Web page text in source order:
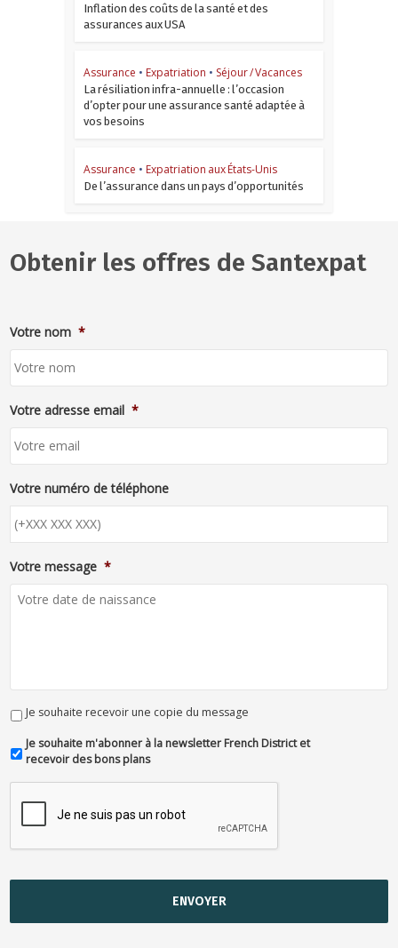
Inflation des coûts de la santé et des
assurances aux USA
Assurance • Expatriation • Séjour / Vacances
La résiliation infra-annuelle : l’occasion
d’opter pour une assurance santé adaptée à
vos besoins
Assurance • Expatriation aux États-Unis
De l’assurance dans un pays d’opportunités
Obtenir les offres de Santexpat
Votre nom *
Votre adresse email *
Votre numéro de téléphone
Votre message *
Je souhaite recevoir une copie du message
Je souhaite m'abonner à la newsletter French District et
recevoir des bons plans